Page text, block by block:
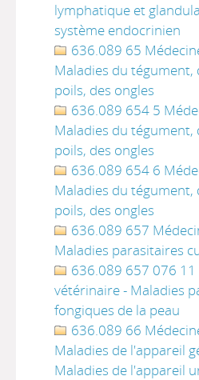
lymphatique et
système endocrinien
636.089 65
Maladies du tégument,
poils, des ongles
636.089 654 5
Maladies du tégument,
poils, des ongles
636.089 654 6
Maladies du tégument,
poils, des ongles
636.089 657
Maladies parasitaires
636.089 657 076
vétérinaire - Maladies
fongiques de la peau
636.089 66
Maladies de l'appareil
Maladies de l'appareil